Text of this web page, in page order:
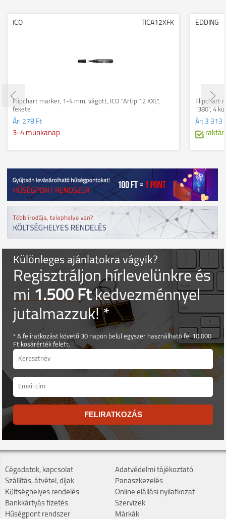
ICO TICA12XFK
Flipchart marker, 1-4 mm, vágott, ICO "Artip 12 XXL",
fekete
Ár: 278 Ft
3-4 munkanap
EDDING
Flipchart
"380", 4
Ár: 3 313
Különleges ajánlatokra vágyik?
Regisztráljon hírlevelünkre és
mi1.500 Ftkedvezménnyel
jutalmazzuk! *
* A feliratkozást követő 30 napon belül egyszer használható fel 10.000
Ft kosárérték felett.
FELIRATKOZÁS
Cégadatok, kapcsolat
Szállítás, átvétel, díjak
Költséghelyes rendelés
Bankkártyás fizetés
Hűségpont rendszer
Adatvédelmi tájékoztató
Panaszkezelés
Online elállási nyilatkozat
Szervizek
Márkák